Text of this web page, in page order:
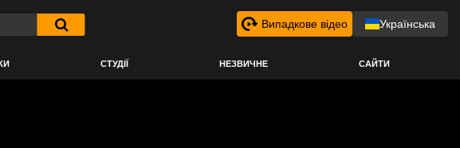
Випадкове відео Українська
СТУДІЇ НЕЗВИЧНЕ САЙТИ